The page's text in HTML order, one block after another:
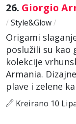
26. Giorgio
/ Style&Glow/
Origami
poslužili su kao
kolekcije
Armania.
plave i zelene
Kreirano 10